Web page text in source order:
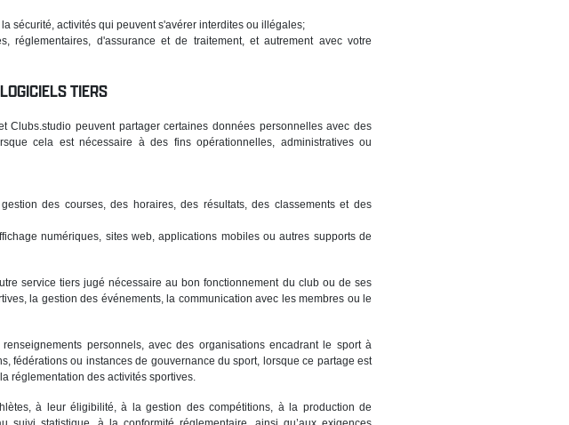
sécurité, activités qui peuvent s'avérer interdites ou illégales;
réglementaires, d'assurance et de traitement, et autrement avec votre
TIERS
peuvent partager certaines données personnelles avec des
cela est nécessaire à des fins opérationnelles, administratives ou
des courses, des horaires, des résultats, des classements et des
numériques, sites web, applications mobiles ou autres supports de
service tiers jugé nécessaire au bon fonctionnement du club ou de ses
la gestion des événements, la communication avec les membres ou le
personnels, avec des organisations encadrant le sport à
ou instances de gouvernance du sport, lorsque ce partage est
réglementation des activités sportives.
à leur éligibilité, à la gestion des compétitions, à la production de